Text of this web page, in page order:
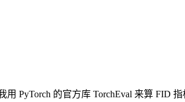
PyTorch 的官方库 TorchEval 来算 FID